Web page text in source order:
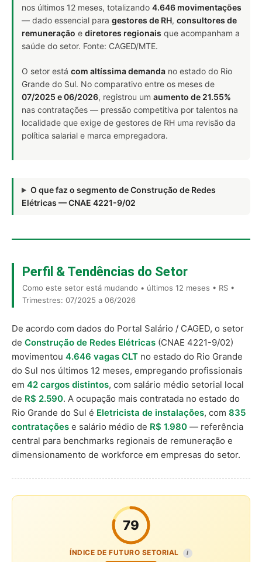
nos últimos 12 meses, totalizando 4.646 movimentações
— dado essencial para gestores de RH, consultores de
remuneração e diretores regionais que acompanham a
saúde do setor. Fonte: CAGED/MTE.
O setor está com altíssima demanda no estado do Rio
Grande do Sul. No comparativo entre os meses de
07/2025 e 06/2026, registrou um aumento de 21.55%
nas contratações — pressão competitiva por talentos na
localidade que exige de gestores de RH uma revisão da
política salarial e marca empregadora.
O que faz o segmento de Construção de Redes
Elétricas — CNAE 4221-9/02
Perfil & Tendências do Setor
Como este setor está mudando • últimos 12 meses • RS •
Trimestres: 07/2025 a 06/2026
De acordo com dados do Portal Salário / CAGED, o setor
de Construção de Redes Elétricas (CNAE 4221-9/02)
movimentou 4.646 vagas CLT no estado do Rio Grande
do Sul nos últimos 12 meses, empregando profissionais
em 42 cargos distintos, com salário médio setorial local
de R$ 2.590. A ocupação mais contratada no estado do
Rio Grande do Sul é Eletricista de instalações, com 835
contratações e salário médio de R$ 1.980 — referência
central para benchmarks regionais de remuneração e
dimensionamento de workforce em empresas do setor.
79
ÍNDICE DE FUTURO SETORIAL I